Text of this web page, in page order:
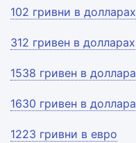
102 гривни в долларах
312 гривен в долларах
1538 гривен в
1630 гривен в
1223 гривни в евро